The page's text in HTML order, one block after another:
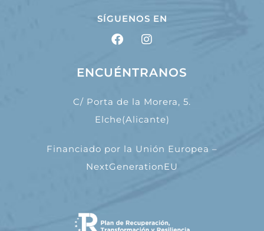
SÍGUENOS EN
ENCUÉNTRANOS
C/ Porta de la Morera, 5.
Elche(Alicante)
Financiado por la Unión Europea –
NextGenerationEU